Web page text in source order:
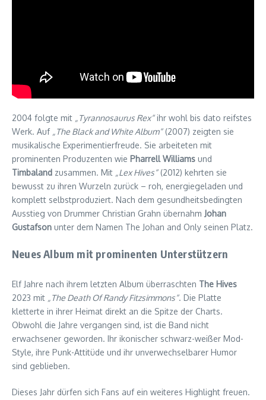
2004 folgte mit „Tyrannosaurus Rex“ihr wohl bis dato reifstes
Werk. Auf „The Black and White Album“(2007) zeigten sie
musikalische Experimentierfreude. Sie arbeiteten mit
prominenten Produzenten wie Pharrell Williams und
Timbaland zusammen. Mit „Lex Hives“(2012) kehrten sie
bewusst zu ihren Wurzeln zurück – roh, energiegeladen und
komplett selbstproduziert. Nach dem gesundheitsbedingten
Ausstieg von Drummer Christian Grahn übernahm Johan
Gustafson unter dem Namen The Johan and Only seinen Platz.
Neues Album mit prominenten Unterstützern
Elf Jahre nach ihrem letzten Album überraschten The Hives
2023 mit „The Death Of Randy Fitzsimmons“. Die Platte
kletterte in ihrer Heimat direkt an die Spitze der Charts.
Obwohl die Jahre vergangen sind, ist die Band nicht
erwachsener geworden. Ihr ikonischer schwarz-weißer Mod-
Style, ihre Punk-Attitüde und ihr unverwechselbarer Humor
sind geblieben.
Dieses Jahr dürfen sich Fans auf ein weiteres Highlight freuen.